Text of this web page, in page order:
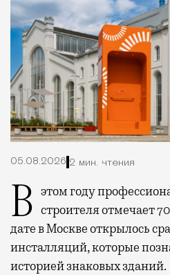
05.08.2026 2 мин. чтения
В этом году профессиональный праздник День строителя отмечает
дате в Москве открылось
инсталляций, которые
историей знаковых зданий.